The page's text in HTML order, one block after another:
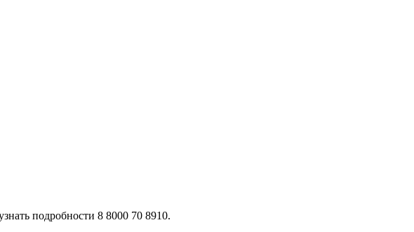
подробности 8 8000 70 8910.